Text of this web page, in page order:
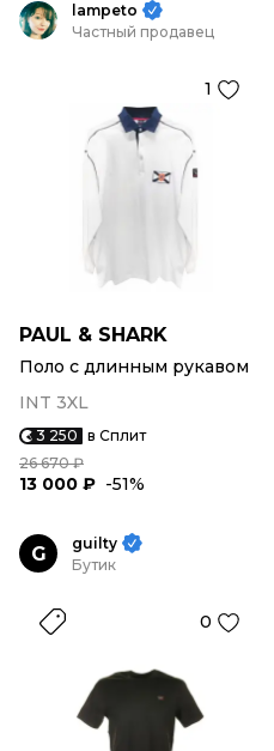
lampeto
Частный продавец
1
PAUL & SHARK
Поло с длинным рукавом
INT 3XL
3 250 в Сплит
26 670 ₽
13 000 ₽ -51%
G
guilty
Бутик
0